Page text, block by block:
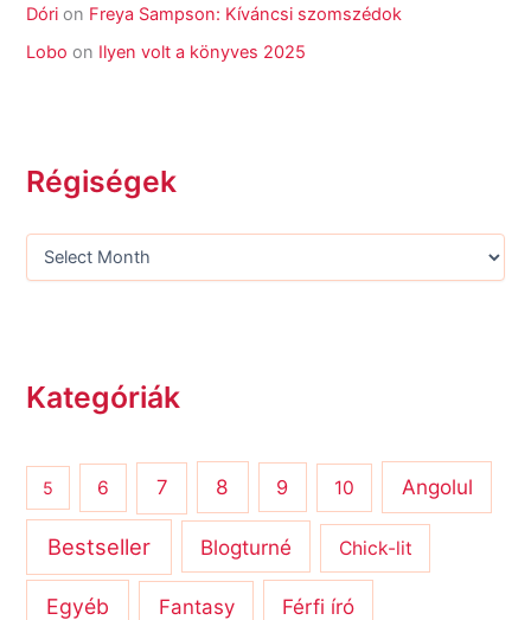
Dóri on Freya Sampson: Kíváncsi szomszédok
Lobo on Ilyen volt a könyves 2025
Régiségek
Kategóriák
5 6 7 8 9 10 Angolul
Bestseller Blogturné Chick-lit
Egyéb Fantasy Férfi író